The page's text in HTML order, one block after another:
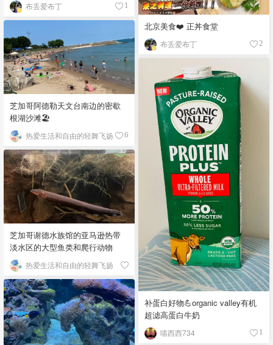
布丢爱布丁 1
北京美食❤️ 正丼食堂
布丢爱布丁 2
芝加哥阿德勒天文台南边的密歇
根湖沙滩🏖️
热爱生活和自由的轻舞飞扬 6
补蛋白好物💪organic valley有机
超滤高蛋白牛奶
喵西西734 1
芝加哥谢德水族馆的亚马逊热带
淡水区的大型鱼类和爬行动物
热爱生活和自由的轻舞飞扬